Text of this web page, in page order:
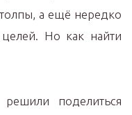
а ещё нередко
Но как найти
поделиться